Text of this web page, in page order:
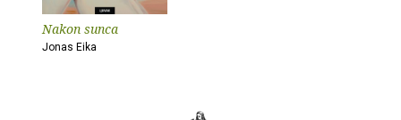
Nakon sunca
Jonas Eika